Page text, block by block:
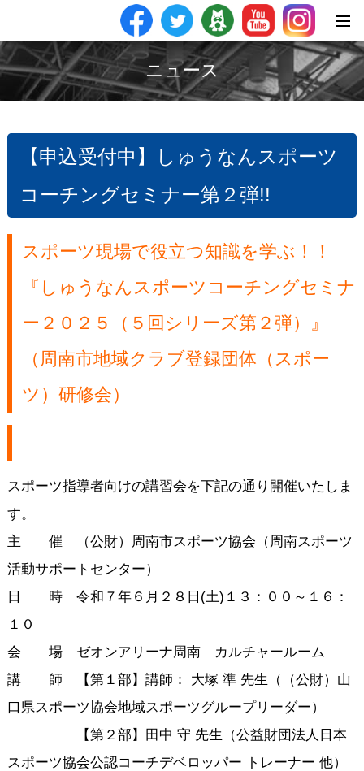
ニュース
【申込受付中】しゅうなんスポーツ
コーチングセミナー第２弾!!
スポーツ現場で役立つ知識を学ぶ！！
『しゅうなんスポーツコーチングセミナ
ー２０２５（５回シリーズ第２弾）』
（周南市地域クラブ登録団体（スポー
ツ）研修会）
スポーツ指導者向けの講習会を下記の通り開催いたしま
す。
主 催 （公財）周南市スポーツ協会（周南スポーツ
活動サポートセンター）
日 時 令和７年６月２８日(土)１３：００～１６：
１０
会 場 ゼオンアリーナ周南 カルチャールーム
講 師 【第１部】講師： 大塚 準 先生（（公財）山
口県スポーツ協会地域スポーツグループリーダー）
【第２部】田中 守 先生（公益財団法人日本
スポーツ協会公認コーチデベロッパー トレーナー 他）